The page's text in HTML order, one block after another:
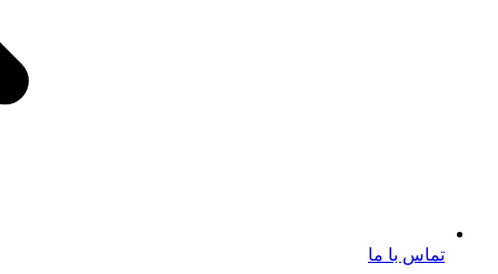
تماس با ما